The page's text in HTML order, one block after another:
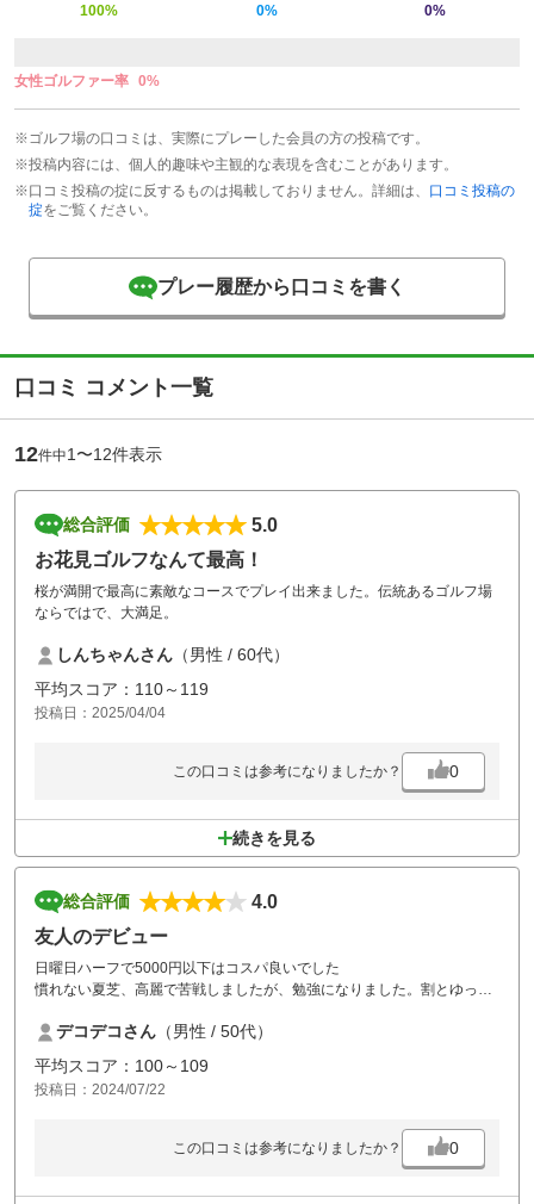
100%
0% 0%
女性ゴルファー率 0%
※ゴルフ場の口コミは、実際にプレーした会員の方の投稿です。
※投稿内容には、個人的趣味や主観的な表現を含むことがあります。
※口コミ投稿の掟に反するものは掲載しておりません。詳細は、 口コミ投稿の
掟をご覧ください。
プレー履歴から口コミを書く
口コミ コメント一覧
12件中1〜12件表示
総合評価
5.0
お花見ゴルフなんて最高！
桜が満開で最高に素敵なコースでプレイ出来ました。伝統あるゴルフ場
ならではで、大満足。
しんちゃんさん （男性 / 60代）
平均スコア：110～119
投稿日：2025/04/04
この口コミは参考になりましたか？ 0
続きを見る
総合評価
4.0
友人のデビュー
日曜日ハーフで5000円以下はコスパ良いでした
慣れない夏芝、高麗で苦戦しましたが、勉強になりました。割とゆっく
た デコデコさん （男性 / 50代）
平均スコア：100～109
投稿日：2024/07/22
この口コミは参考になりましたか？ 0